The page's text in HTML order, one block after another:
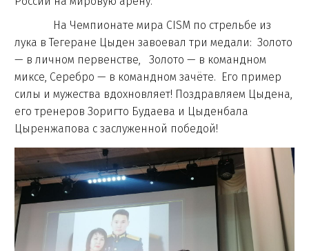
На Чемпионате мира CISM по стрельбе из
лука в Тегеране Цыден завоевал три медали: Золото
— в личном первенстве, Золото — в командном
миксе, Серебро — в командном зачёте. Его пример
силы и мужества вдохновляет! Поздравляем Цыдена,
его тренеров Зоригто Будаева и Цыденбала
Цыренжапова с заслуженной победой!